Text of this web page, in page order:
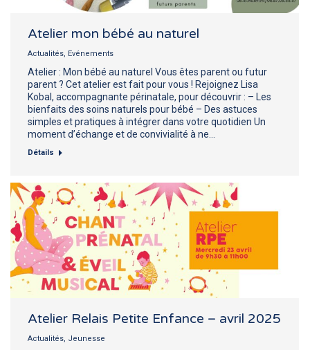
Atelier mon bébé au naturel
Actualités, Evénements
Atelier : Mon bébé au naturel Vous êtes parent ou futur
parent ? Cet atelier est fait pour vous ! Rejoignez Lisa
Kobal, accompagnante périnatale, pour découvrir : – Les
bienfaits des soins naturels pour bébé – Des astuces
simples et pratiques à intégrer dans votre quotidien Un
moment d’échange et de convivialité à ne…
Détails
Atelier Relais Petite Enfance – avril 2025
Actualités, Jeunesse